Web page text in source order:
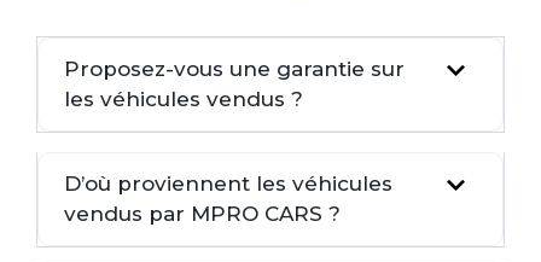
Proposez-vous une garantie sur
les véhicules vendus ?
D’où proviennent les véhicules
vendus par MPRO CARS ?